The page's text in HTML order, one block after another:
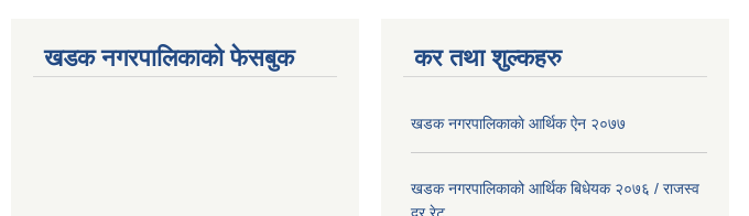
खडक नगरपालिकाको फेसबुक कर तथा शुल्कहरु
खडक नगरपालिकाकाे आर्थिक ए‍ेन २०७७
खडक नगरपालिकाको आर्थिक बिधेयक २०७६ / राजस्व